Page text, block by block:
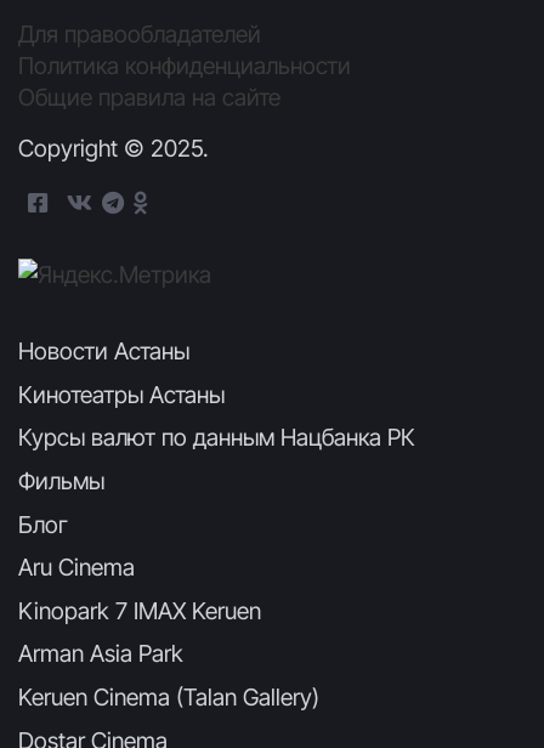
Для правообладателей
Политика конфиденциальности
Общие правила на сайте
Copyright © 2025.
Новости Астаны
Кинотеатры Астаны
Курсы валют по данным Нацбанка РК
Фильмы
Блог
Aru Cinema
Kinopark 7 IMAX Keruen
Arman Asia Park
Keruen Cinema (Talan Gallery)
Dostar Cinema